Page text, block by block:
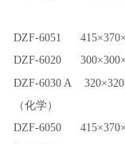
DZF-6051 415×370
DZF-6020 300×300
DZF-6030 A 320×320
（化学）
DZF-6050 415×370